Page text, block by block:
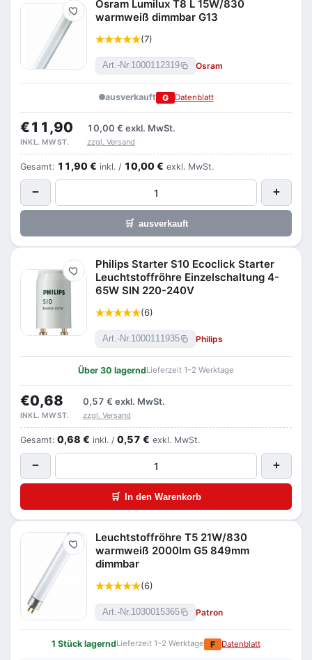
Merken
Osram Lumilux T8 L 15W/830
warmweiß dimmbar G13
(7)
Art.-Nr.1000112319 Osram
ausverkauft G Datenblatt
€11,90 10,00 € exkl. MwSt.
INKL. MWST. zzgl. Versand
Gesamt: 11,90 € inkl. / 10,00 € exkl. MwSt.
− +
🛒 ausverkauft
Merken
Philips Starter S10 Ecoclick Starter
Leuchtstoffröhre Einzelschaltung 4-
65W SIN 220-240V
(6)
Art.-Nr.1000111935 Philips
Über 30 lagerndLieferzeit 1–2 Werktage
€0,68 0,57 € exkl. MwSt.
INKL. MWST. zzgl. Versand
Gesamt: 0,68 € inkl. / 0,57 € exkl. MwSt.
− +
🛒 In den Warenkorb
Merken
Leuchtstoffröhre T5 21W/830
warmweiß 2000lm G5 849mm
dimmbar
(6)
Art.-Nr.1030015365 Patron
1 Stück lagerndLieferzeit 1–2 Werktage F Datenblatt